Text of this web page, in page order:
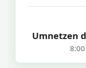
Umnetzen